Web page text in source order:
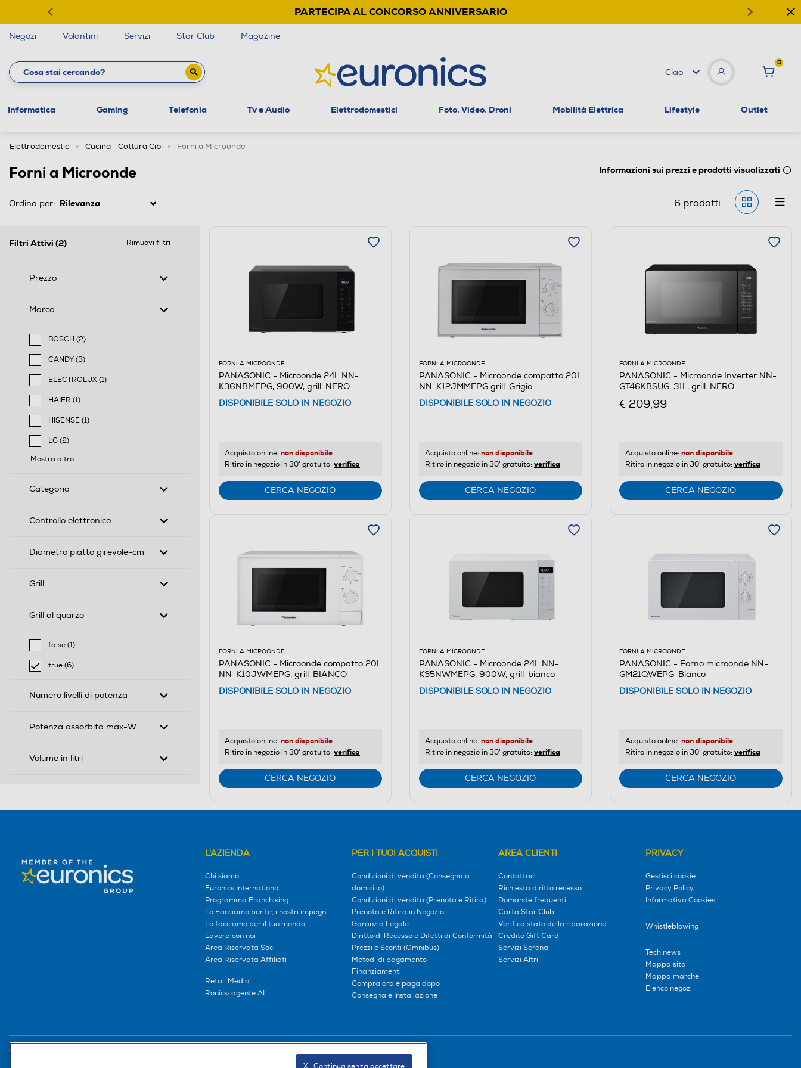
PARTECIPA AL CONCORSO ANNIVERSARIO
Negozi Volantini Servizi Star Club Magazine
Ciao
0
Informatica Gaming Telefonia Tv e Audio Elettrodomestici Foto, Video, Droni Mobilità Elettrica Lifestyle Outlet
Elettrodomestici Cucina - Cottura Cibi Forni a Microonde
Forni a Microonde Informazioni sui prezzi e prodotti visualizzati
Ordina per: 6prodotti
Filtri Attivi (2) Rimuovi filtri
Prezzo
Marca
BOSCH (2)
Filtra per Marca: BOSCH
CANDY (3)
Filtra per Marca: CANDY
ELECTROLUX (1)
Filtra per Marca: ELECTROLUX
HAIER (1)
Filtra per Marca: HAIER
HISENSE (1)
Filtra per Marca: HISENSE
LG (2)
Filtra per Marca: LG
Mostra altro
Categoria
Controllo elettronico
Diametro piatto girevole-cm
Grill
Grill al quarzo
false (1)
Filtra per Grill al quarzo: false
true (6)
selected Filtro applicato per Grill al quarzo: true
Numero livelli di potenza
Potenza assorbita max-W
Volume in litri
FORNI A MICROONDE
PANASONIC - Microonde 24L NN-
K36NBMEPG, 900W, grill-NERO
DISPONIBILE SOLO IN NEGOZIO
Acquisto online: non disponibile
Ritiro in negozio in 30' gratuito: verifica
CERCA NEGOZIO
FORNI A MICROONDE
PANASONIC - Microonde compatto 20L
NN-K12JMMEPG grill-Grigio
DISPONIBILE SOLO IN NEGOZIO
Acquisto online: non disponibile
Ritiro in negozio in 30' gratuito: verifica
CERCA NEGOZIO
FORNI A MICROONDE
PANASONIC - Microonde Inverter NN-
GT46KBSUG, 31L, grill-NERO
€ 209,99
Acquisto online: non disponibile
Ritiro in negozio in 30' gratuito: verifica
CERCA NEGOZIO
FORNI A MICROONDE
PANASONIC - Microonde compatto 20L
NN-K10JWMEPG, grill-BIANCO
DISPONIBILE SOLO IN NEGOZIO
Acquisto online: non disponibile
Ritiro in negozio in 30' gratuito: verifica
CERCA NEGOZIO
FORNI A MICROONDE
PANASONIC - Microonde 24L NN-
K35NWMEPG, 900W, grill-bianco
DISPONIBILE SOLO IN NEGOZIO
Acquisto online: non disponibile
Ritiro in negozio in 30' gratuito: verifica
CERCA NEGOZIO
FORNI A MICROONDE
PANASONIC - Forno microonde NN-
GM21QWEPG-Bianco
DISPONIBILE SOLO IN NEGOZIO
Acquisto online: non disponibile
Ritiro in negozio in 30' gratuito: verifica
CERCA NEGOZIO
L'AZIENDA
Chi siamo
Euronics International
Programma Franchising
Lo Facciamo per te, i nostri impegni
Lo facciamo per il tuo mondo
Lavora con noi
Area Riservata Soci
Area Riservata Affiliati
Retail Media
Ronics: agente AI
PER I TUOI ACQUISTI
Condizioni di vendita (Consegna a
domicilio)
Condizioni di vendita (Prenota e Ritira)
Prenota e Ritira in Negozio
Garanzia Legale
Diritto di Recesso e Difetti di Conformità
Prezzi e Sconti (Omnibus)
Metodi di pagamento
Finanziamenti
Compra ora e paga dopo
Consegna e Installazione
AREA CLIENTI
Contattaci
Richiesta diritto recesso
Domande frequenti
Carta Star Club
Verifica stato della riparazione
Credito Gift Card
Servizi Serena
Servizi Altri
PRIVACY
Gestisci cookie
Privacy Policy
Informativa Cookies
Whistleblowing
Tech news
Mappa sito
Mappa marche
Elenco negozi
Trova negozio Seguici sui social